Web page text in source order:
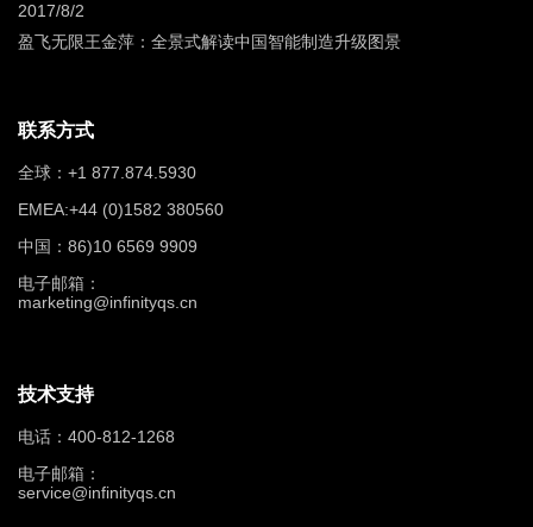
2017/8/2
盈飞无限王金萍：全景式解读中国智能制造升级图景
联系方式
全球：+1 877.874.5930
EMEA:+44 (0)1582 380560
中国：86)10 6569 9909
电子邮箱：
marketing@infinityqs.cn
技术支持
电话：400-812-1268
电子邮箱：
service@infinityqs.cn